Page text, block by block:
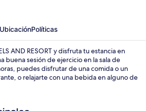
UbicaciónPolíticas
AND RESORT y disfruta tu estancia en
buena sesión de ejercicio en la sala de
puedes disfrutar de una comida o un
o relajarte con una bebida en alguno de